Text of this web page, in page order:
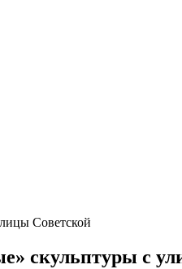
Советской
скульптуры с